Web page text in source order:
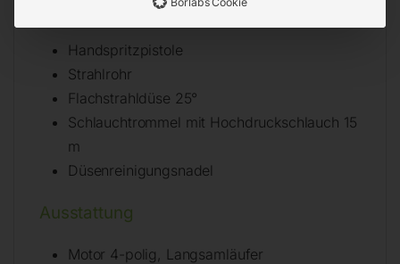
Handspritzpistole
Strahlrohr
Flachstrahldüse 25°
Schlauchtrommel mit Hochdruckschlauch 15
m
Düsenreinigungsnadel
Ausstattung
Motor 4-polig, Langsamläufer